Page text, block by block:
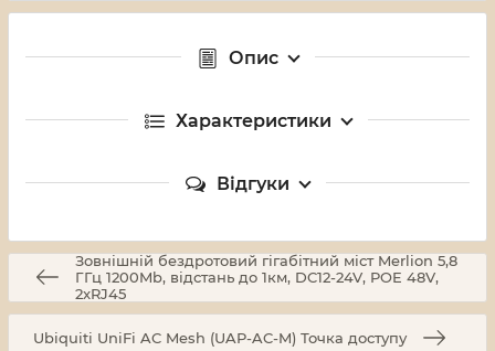
Опис
Характеристики
Відгуки
Зовнішній бездротовий гігабітний міст Merlion 5,8
ГГц 1200Mb, відстань до 1км, DC12-24V, POE 48V,
2xRJ45
Ubiquiti UniFi AC Mesh (UAP-AC-M) Точка доступу